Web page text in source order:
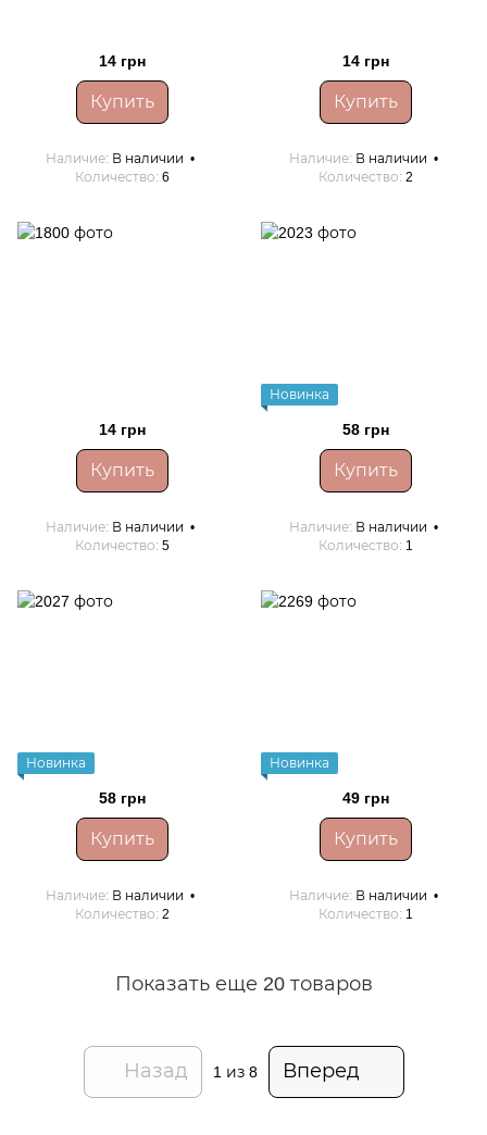
14 грн
Купить
Наличие В наличии
Количество 6
14 грн
Купить
Наличие В наличии
Количество 2
14 грн
Купить
Наличие В наличии
Количество 5
Новинка
58 грн
Купить
Наличие В наличии
Количество 1
Новинка
58 грн
Купить
Наличие В наличии
Количество 2
Новинка
49 грн
Купить
Наличие В наличии
Количество 1
Показать еще 20 товаров
Назад 1 из 8 Вперед